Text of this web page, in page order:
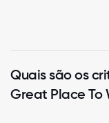
Quais são os
Great Place To